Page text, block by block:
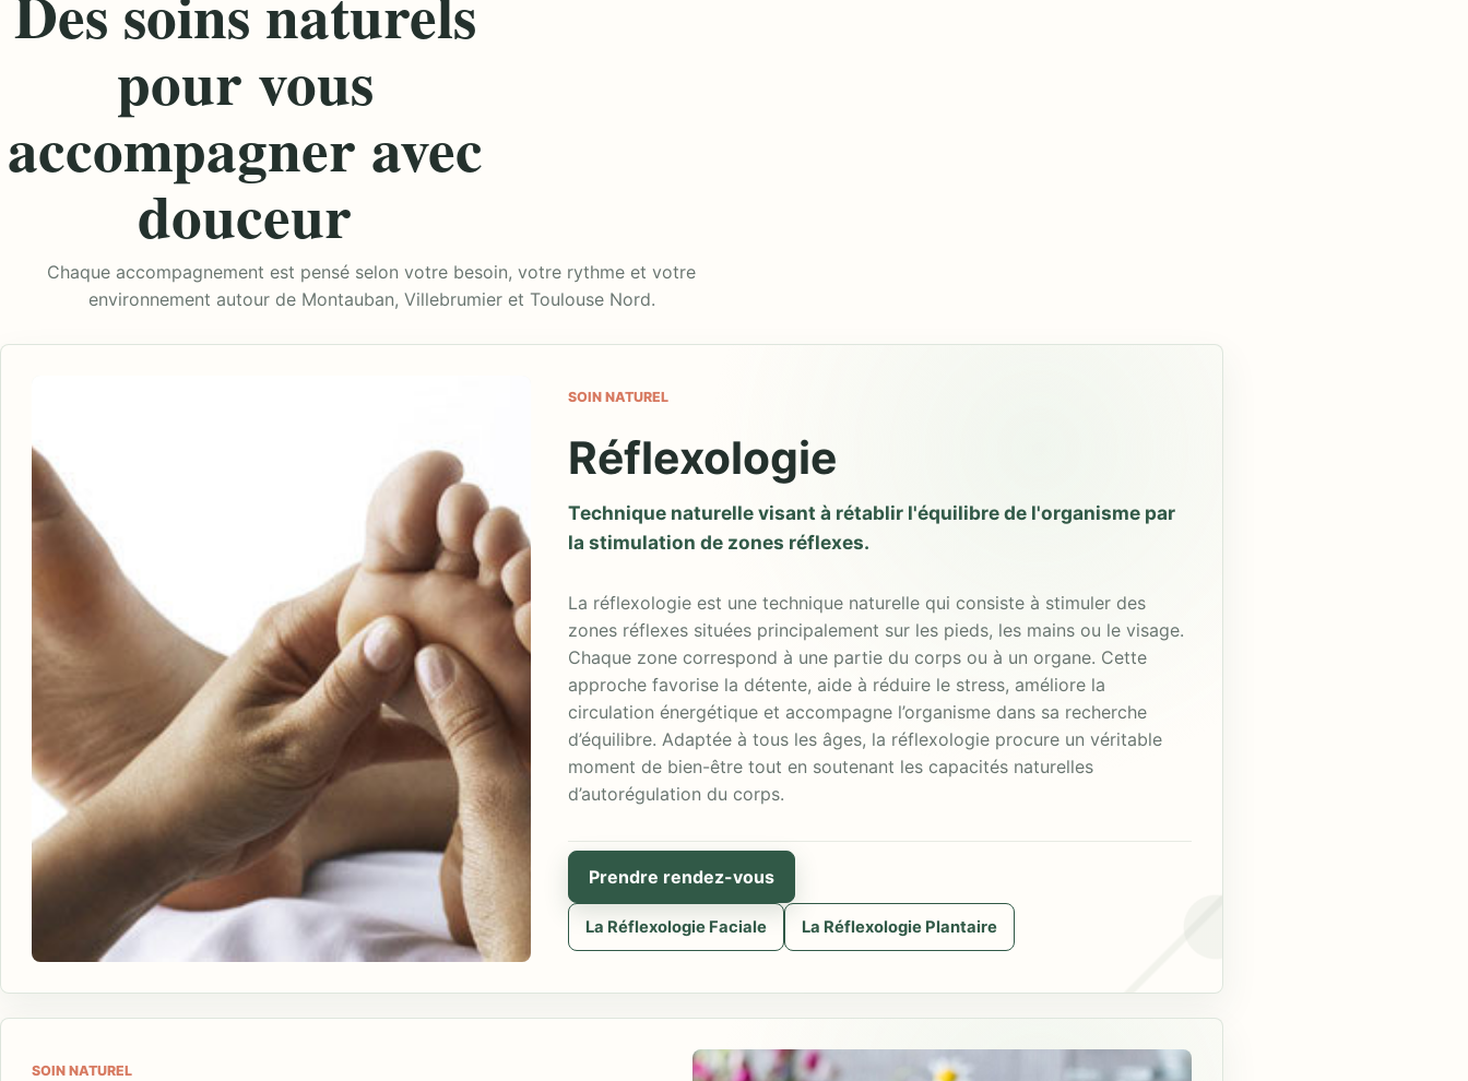
pour vous
accompagner avec
douceur
Chaque accompagnement est pensé selon votre besoin, votre rythme et votre
environnement autour de Montauban, Villebrumier et Toulouse Nord.
SOIN NATUREL
Réflexologie
Technique naturelle visant à rétablir l'équilibre de l'organisme par
la stimulation de zones réflexes.
La réflexologie est une technique naturelle qui consiste à stimuler des
zones réflexes situées principalement sur les pieds, les mains ou le visage.
Chaque zone correspond à une partie du corps ou à un organe. Cette
approche favorise la détente, aide à réduire le stress, améliore la
circulation énergétique et accompagne l’organisme dans sa recherche
d’équilibre. Adaptée à tous les âges, la réflexologie procure un véritable
moment de bien-être tout en soutenant les capacités naturelles
d’autorégulation du corps.
Prendre rendez-vous
La Réflexologie Faciale La Réflexologie Plantaire
SOIN NATUREL